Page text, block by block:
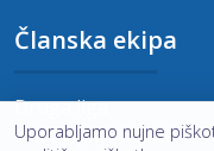
Uporabljamo nujne
Članska ekipa
Druga liga
Prihajajoče tekme